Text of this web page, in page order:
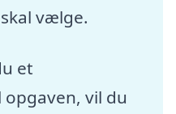
vælge.
et
vil du